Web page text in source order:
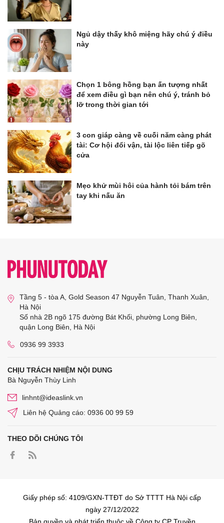
Ngủ dậy thấy khô miệng hãy chú ý điều
này
Chọn 1 bông hồng bạn ấn tượng nhất
để xem điều gì bạn nên chú ý, tránh bỏ
lỡ trong thời gian tới
3 con giáp càng về cuối năm càng phát
tài: Cơ hội đổi vận, tài lộc liên tiếp gõ
cửa
Mẹo khử mùi hôi của hành tỏi bám trên
tay khi nấu ăn
Tầng 5 - tòa A, Gold Season 47 Nguyễn Tuân, Thanh Xuân,
Hà Nội
Số nhà 2B ngõ 175 đường Bát Khối, phường Long Biên,
quận Long Biên, Hà Nội
0936 99 3933
CHỊU TRÁCH NHIỆM NỘI DUNG
Bà Nguyễn Thùy Linh
linhnt@ideaslink.vn
Liên hệ Quảng cáo: 0936 00 99 59
THEO DÕI CHÚNG TÔI
Giấy phép số: 4109/GXN-TTĐT do Sở TTTT Hà Nội cấp
ngày 27/12/2022
Bản quyền và phát triển thuộc về Công ty CP Truyền